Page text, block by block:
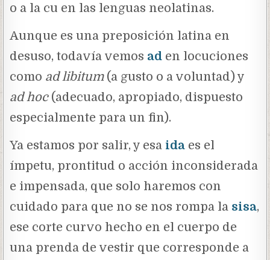
o a la cu en las lenguas neolatinas.
Aunque es una preposición latina en
desuso, todavía vemos ad en locuciones
como ad libitum (a gusto o a voluntad) y
ad hoc(adecuado, apropiado, dispuesto
especialmente para un fin).
Ya estamos por salir, y esa ida es el
ímpetu, prontitud o acción inconsiderada
e impensada, que solo haremos con
cuidado para que no se nos rompa la sisa,
ese corte curvo hecho en el cuerpo de
una prenda de vestir que corresponde a